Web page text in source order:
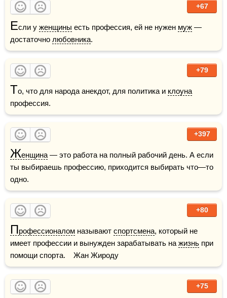
+67
Если у женщины есть профессия, ей не нужен муж —
достаточно любовника.
+79
То, что для народа анекдот, для политика и клоуна
профессия.
+397
Женщина — это работа на полный рабочий день. А если
ты выбираешь профессию, приходится выбирать что—то
одно.
+80
Профессионалом называют спортсмена, который не
имеет профессии и вынужден зарабатывать на жизнь при
помощи спорта.    Жан Жироду
+75